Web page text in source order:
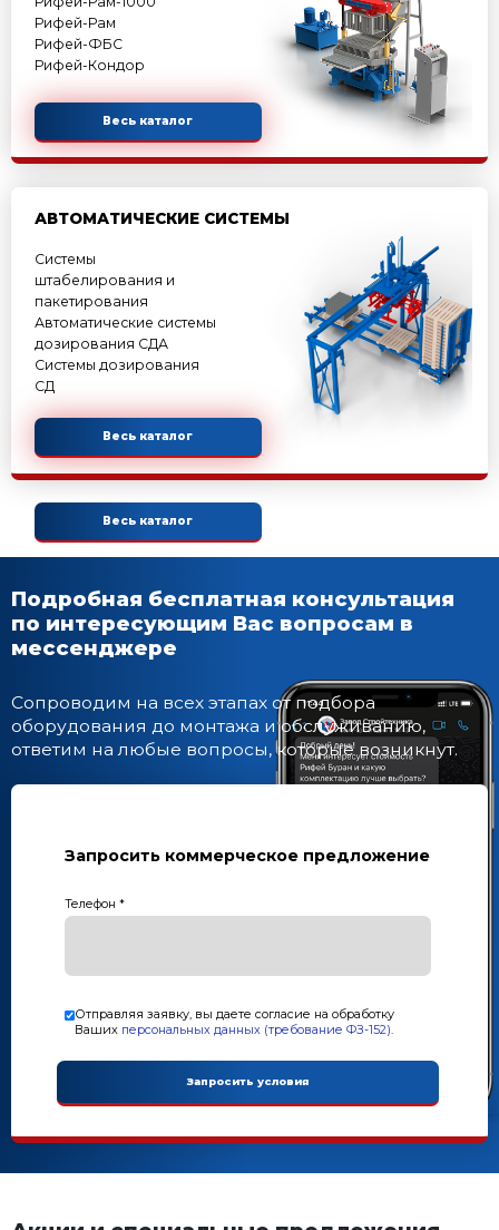
Скиповые бетонные
заводы
Конвейерные бетонные
заводы
Зимние бетонные
УНИВЕРСАЛЬНЫЕ КОМПЛЕКСЫ
Универсальные
комплексы
Весь каталог
МЕХАНИЗИРОВАННЫЕ
Рифей-Рам
Рифей-ФБС
Рифей-Кондор
Весь каталог
АВТОМАТИЧЕСКИЕ СИСТЕМЫ